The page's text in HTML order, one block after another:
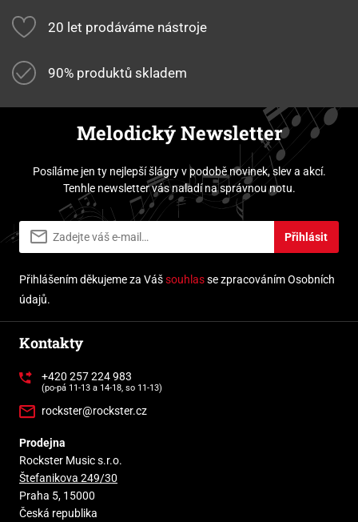
20 let prodáváme nástroje
90% produktů skladem
Melodický Newsletter
Posíláme jen ty nejlepší šlágry v podobě novinek, slev a akcí.
Tenhle newsletter vás naladí na správnou notu.
Přihlásit
Přihlášením děkujeme za Vášsouhlasse zpracováním Osobních
údajů.
Kontakty
+420 257 224 983
(po-pá 11-13 a 14-18, so 11-13)
rockster@rockster.cz
Prodejna
Rockster Music s.r.o.
Štefanikova 249/30
Praha 5, 15000
Česká republika